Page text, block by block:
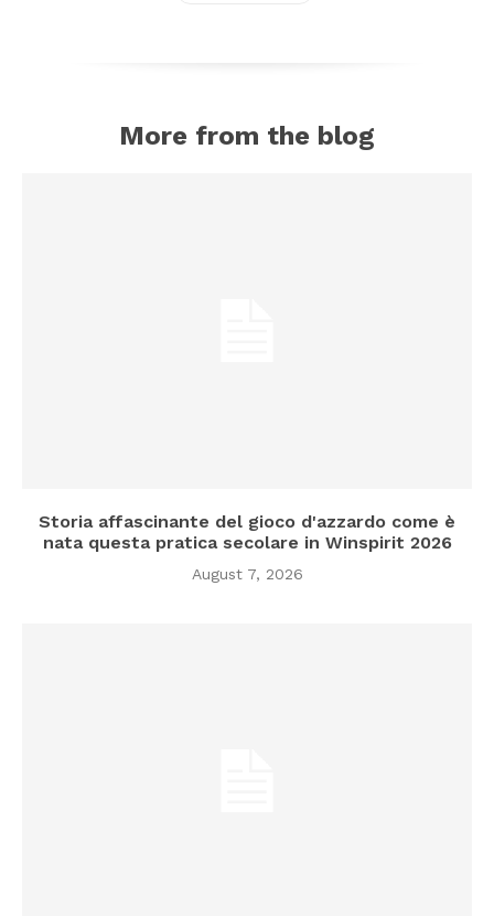
More from the blog
Storia affascinante del gioco d'azzardo come è
nata questa pratica secolare in Winspirit 2026
August 7, 2026